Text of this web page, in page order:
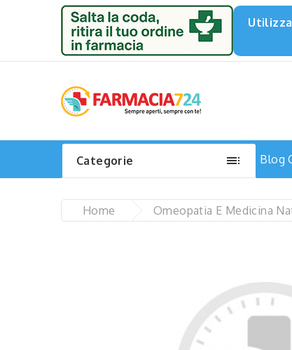

Categorie Blog
Home Omeopatia E Medicina